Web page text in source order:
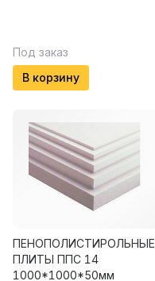
Под заказ
В корзину
ПЕНОПОЛИСТИРОЛЬНЫЕ
ПЛИТЫ ППС 14
1000*1000*50мм